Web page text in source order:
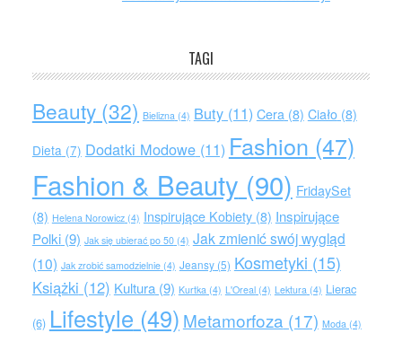
TAGI
Beauty(32) Bielizna(4) Buty(11) Cera(8) Ciało(8)
Dieta(7) Dodatki Modowe(11) Fashion (47)
Fashion & Beauty (90) FridaySet
(8) Helena Norowicz(4) Inspirujące Kobiety(8) Inspirujące
Polki(9) Jak się ubierać po 50(4) Jak zmienić swój wygląd
(10) Jak zrobić samodzielnie(4) Jeansy(5) Kosmetyki (15)
Książki (12) Kultura(9) Kurtka(4) L'Oreal(4) Lektura(4) Lierac
(6) Lifestyle (49) Metamorfoza (17) Moda(4)